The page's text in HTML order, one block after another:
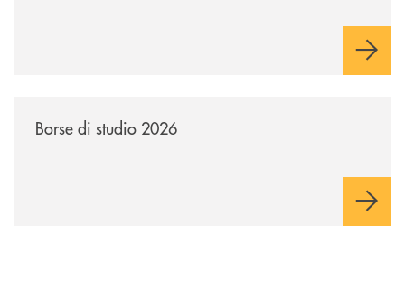
Borse di studio 2026